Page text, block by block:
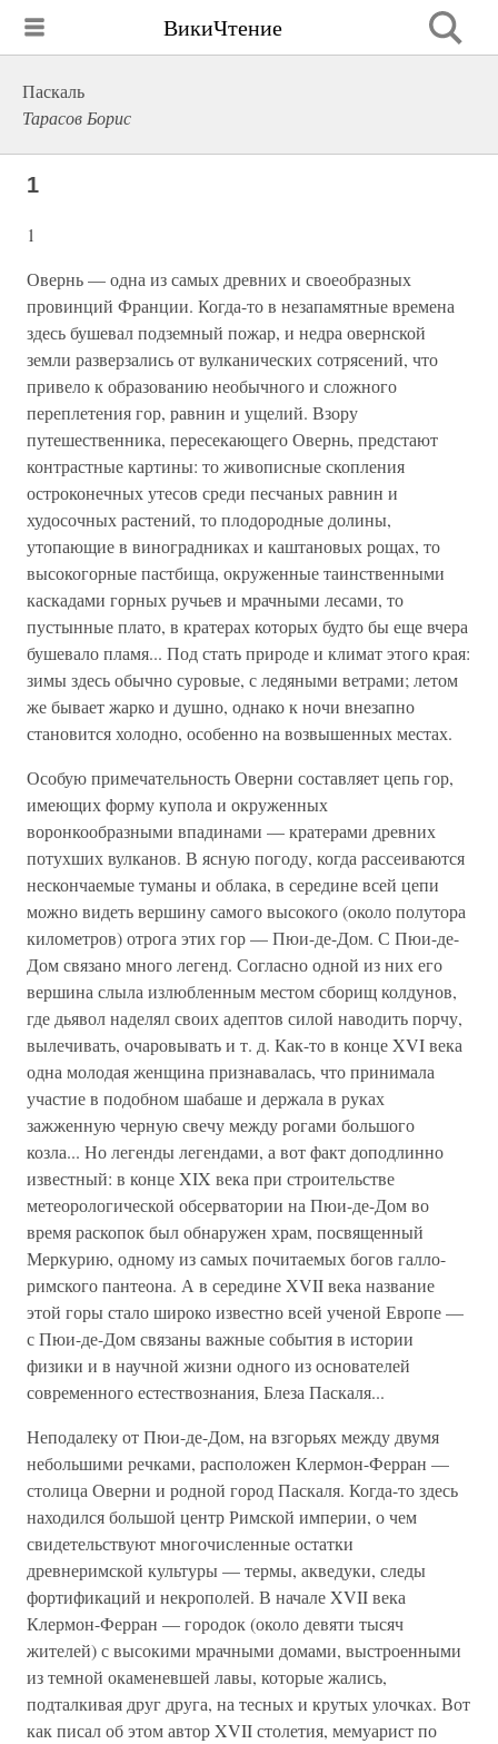
ВикиЧтение
Паскаль
Тарасов Борис
1
1
Овернь — одна из самых древних и своеобразных
провинций Франции. Когда-то в незапамятные времена
здесь бушевал подземный пожар, и недра овернской
земли разверзались от вулканических сотрясений, что
привело к образованию необычного и сложного
переплетения гор, равнин и ущелий. Взору
путешественника, пересекающего Овернь, предстают
контрастные картины: то живописные скопления
остроконечных утесов среди песчаных равнин и
худосочных растений, то плодородные долины,
утопающие в виноградниках и каштановых рощах, то
высокогорные пастбища, окруженные таинственными
каскадами горных ручьев и мрачными лесами, то
пустынные плато, в кратерах которых будто бы еще вчера
бушевало пламя... Под стать природе и климат этого края:
зимы здесь обычно суровые, с ледяными ветрами; летом
же бывает жарко и душно, однако к ночи внезапно
становится холодно, особенно на возвышенных местах.
Особую примечательность Оверни составляет цепь гор,
имеющих форму купола и окруженных
воронкообразными впадинами — кратерами древних
потухших вулканов. В ясную погоду, когда рассеиваются
нескончаемые туманы и облака, в середине всей цепи
можно видеть вершину самого высокого (около полутора
километров) отрога этих гор — Пюи-де-Дом. С Пюи-де-
Дом связано много легенд. Согласно одной из них его
вершина слыла излюбленным местом сборищ колдунов,
где дьявол наделял своих адептов силой наводить порчу,
вылечивать, очаровывать и т. д. Как-то в конце XVI века
одна молодая женщина признавалась, что принимала
участие в подобном шабаше и держала в руках
зажженную черную свечу между рогами большого
козла... Но легенды легендами, а вот факт доподлинно
известный: в конце XIX века при строительстве
метеорологической обсерватории на Пюи-де-Дом во
время раскопок был обнаружен храм, посвященный
Меркурию, одному из самых почитаемых богов галло-
римского пантеона. А в середине XVII века название
этой горы стало широко известно всей ученой Европе —
с Пюи-де-Дом связаны важные события в истории
физики и в научной жизни одного из основателей
современного естествознания, Блеза Паскаля...
Неподалеку от Пюи-де-Дом, на взгорьях между двумя
небольшими речками, расположен Клермон-Ферран —
столица Оверни и родной город Паскаля. Когда-то здесь
находился большой центр Римской империи, о чем
свидетельствуют многочисленные остатки
древнеримской культуры — термы, акведуки, следы
фортификаций и некрополей. В начале XVII века
Клермон-Ферран — городок (около девяти тысяч
жителей) с высокими мрачными домами, выстроенными
из темной окаменевшей лавы, которые жались,
подталкивая друг друга, на тесных и крутых улочках. Вот
как писал об этом автор XVII столетия, мемуарист по